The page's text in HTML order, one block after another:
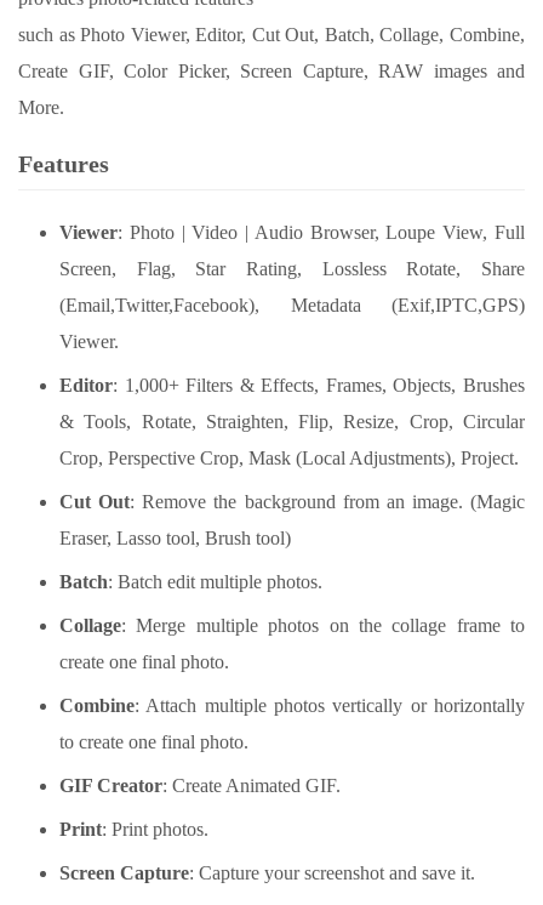
such as Photo Viewer, Editor, Cut Out, Batch, Collage, Combine,
Create GIF, Color Picker, Screen Capture, RAW images and
More.
Features
Viewer: Photo | Video | Audio Browser, Loupe View, Full
Screen, Flag, Star Rating, Lossless Rotate, Share
(Email,Twitter,Facebook), Metadata (Exif,IPTC,GPS)
Viewer.
Editor: 1,000+ Filters & Effects, Frames, Objects, Brushes
& Tools, Rotate, Straighten, Flip, Resize, Crop, Circular
Crop, Perspective Crop, Mask (Local Adjustments), Project.
Cut Out: Remove the background from an image. (Magic
Eraser, Lasso tool, Brush tool)
Batch: Batch edit multiple photos.
Collage: Merge multiple photos on the collage frame to
create one final photo.
Combine: Attach multiple photos vertically or horizontally
to create one final photo.
GIF Creator: Create Animated GIF.
Print: Print photos.
Screen Capture: Capture your screenshot and save it.